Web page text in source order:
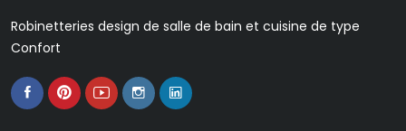
Robinetteries design de salle de bain et cuisine de type
Confort